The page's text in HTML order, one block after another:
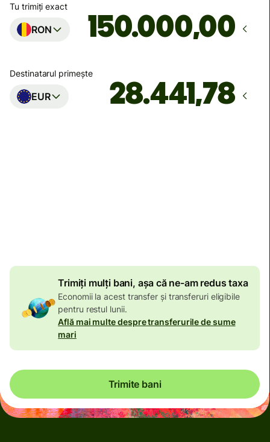
Tu trimiți exact
RON ,00
Destinatarul primește
EUR
Trimiți mulți bani, așa că ne-am redus taxa
Economii la acest transfer și transferuri eligibile
pentru restul lunii.
Află mai multe despre transferurile de sume
mari
Trimite bani